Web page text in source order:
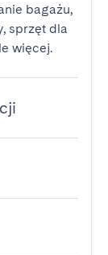
bagażu,
sprzęt dla
więcej.